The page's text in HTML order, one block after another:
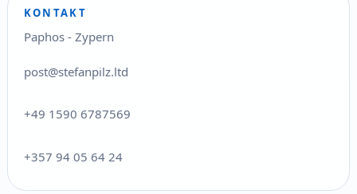
KONTAKT
Paphos - Zypern
post@stefanpilz.ltd
+49 1590 6787569
+357 94 05 64 24